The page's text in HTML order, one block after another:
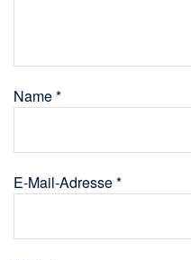
Name*
E-Mail-Adresse*